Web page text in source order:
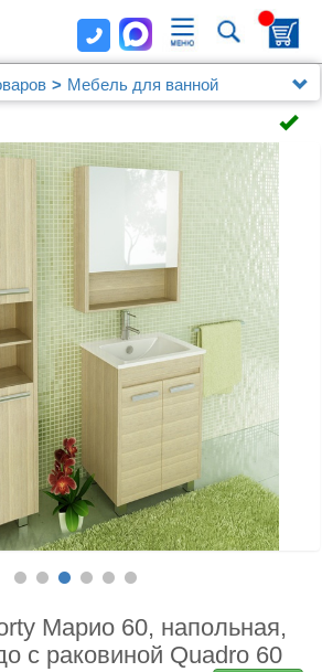
Мебель для ванной
60, напольная, сосна лоредо
60
Марио 60, напольная,
с раковиной Quadro 60